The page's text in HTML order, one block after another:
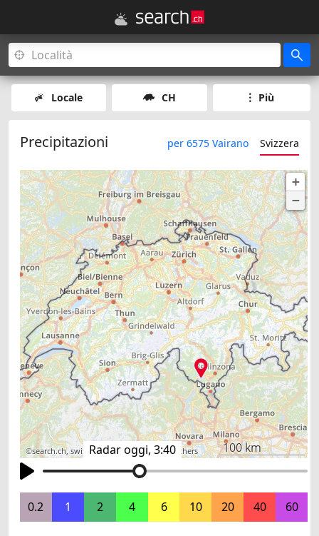
Locale CH Più
Precipitazioni per 6575 Vairano Svizzera
Radar oggi, 3:40
+
−
©search.ch,swisstopo,OpenStreetMap,others 100 km
0.2 1 2 4 6 10 20 40 60